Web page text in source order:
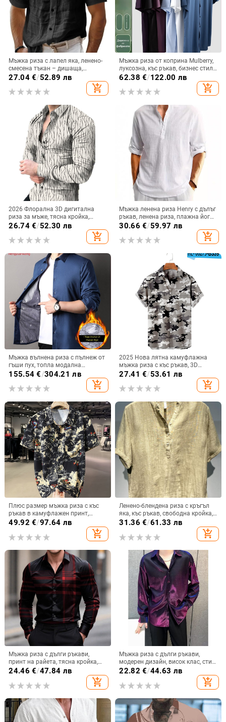
Мъжка риза с лапел яка, ленено-
смесена тъкан – дишаща,
влагоотвеждаща, тясна кройка,
27.04€/52.89 лв
add_shopping_cart
Мъжка риза от коприна Mulberry,
луксозна, къс ръкав, бизнес стил,
без гладене, едноцветна, с
62.38 €/122.00 лв
add_shopping_cart
2026 Флорална 3D дигитална
риза за мъже, тясна кройка,
дълъг ръкав, копчета, полиестер
26.74€/52.30 лв
add_shopping_cart
Мъжка ленена риза Henry с дълъг
ръкав, ленена риза, плажна йога,
свободен тънък топ Henry
30.66 €/59.97 лв
add_shopping_cart
Мъжка вълнена риза с пълнеж от
гъши пух, топла модална
официална риза, есен-зима 2024
155.54 €/304.21 лв
add_shopping_cart
2025 Нова лятна камуфлажна
мъжка риза с къс ръкав, 3D
принтирана, ежедневна дишаща
риза с джобове за спорт на
открито
27.41 €/53.61 лв
add_shopping_cart
Плюс размер мъжка риза с къс
ръкав в камуфлажен принт,
свободна кройка, дишащ
49.92 €/97.64 лв
add_shopping_cart
Ленено-блендена риза с кръгъл
яка, къс ръкав, свободна кройка,
дишаща материя
31.36 €/61.33 лв
add_shopping_cart
Мъжка риза с дълги ръкави,
принт на райета, тясна кройка,
пролетно-есенен стил за бизнес и
24.46 €/47.84 лв
add_shopping_cart
Мъжка риза с дълги ръкави,
модерен дизайн, висок клас, стил
за нощен клуб, без гладене,
пролет 2025, свободна кройка
22.82 €/44.63 лв
add_shopping_cart